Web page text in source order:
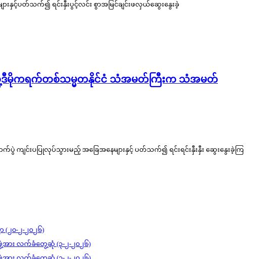
နှင့်ပတ်သက်၍ ရင်းနှီးပွင့်လင်း စွာအမြင်ချင်းဖလှယ်ဆွေးနွေးခဲ့
ည်သူ့ဒီမိုကရက်တစ်သမ္မတနိုင်ငံ သံအမတ်ကြီးက သံအမတ်
ကျင်းပပြုလုပ်သွားမည့် အခြေအနေများနှင့် ပတ်သက်၍ ရင်းရင်းနှီးနှီး ဆွေးနွေးခဲ့ကြ
(၂၀-၂-၂၀၂၆)
အား လက်ခံတွေ့ဆုံ (၃-၂-၂၀၂၆)